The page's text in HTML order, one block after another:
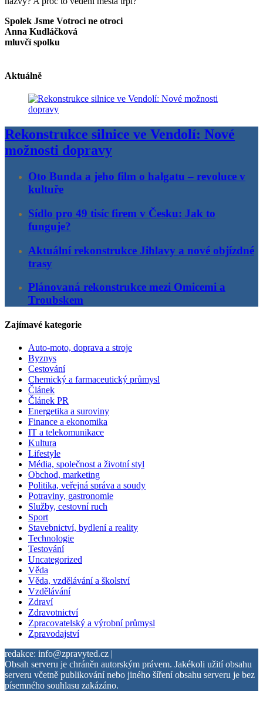
Spolek Jsme Votroci ne otroci
Anna Kudláčková
mluvčí spolku
Aktuálně
Rekonstrukce silnice ve Vendolí: Nové
možnosti dopravy
Oto Bunda a jeho film o halgatu – revoluce v
kultuře
Sídlo pro 49 tisíc firem v Česku: Jak to
funguje?
Aktuální rekonstrukce Jihlavy a nové objízdné
trasy
Plánovaná rekonstrukce mezi Omicemi a
Troubskem
Zajímavé kategorie
Auto-moto, doprava a stroje
Byznys
Cestování
Chemický a farmaceutický průmysl
Článek
Článek PR
Energetika a suroviny
Finance a ekonomika
IT a telekomunikace
Kultura
Lifestyle
Média, společnost a životní styl
Obchod, marketing
Politika, veřejná správa a soudy
Potraviny, gastronomie
Služby, cestovní ruch
Sport
Stavebnictví, bydlení a reality
Technologie
Testování
Uncategorized
Věda
Věda, vzdělávání a školství
Vzdělávání
Zdraví
Zdravotnictví
Zpracovatelský a výrobní průmysl
Zpravodajství
redakce: info@zpravyted.cz |
Obsah serveru je chráněn autorským právem. Jakékoli užití obsahu
serveru včetně publikování nebo jiného šíření obsahu serveru je bez
písemného souhlasu zakázáno.